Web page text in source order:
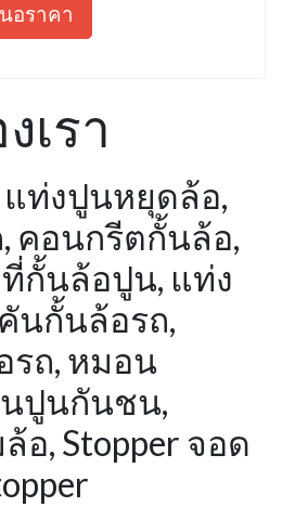
อราคา
เรา
แท่งปูนหยุดล้อ,
คอนกรีตกั้นล้อ,
กั้นล้อปูน, แท่ง
นกั้นล้อรถ,
ถ, หมอน
ปูนกันชน,
อ, Stopper จอด